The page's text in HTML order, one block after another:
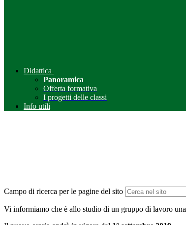
Didattica
Panoramica
Offerta formativa
I progetti delle classi
Info utili
Campo di ricerca per le pagine del sito
Vi informiamo che è allo studio di un gruppo di lavoro una